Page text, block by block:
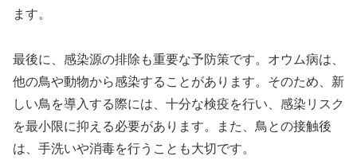
ます。
最後に、感染源の排除も重要な予防策です。オウム病は、
他の鳥や動物から感染することがあります。そのため、新
しい鳥を導入する際には、十分な検疫を行い、感染リスク
を最小限に抑える必要があります。また、鳥との接触後
は、手洗いや消毒を行うことも大切です。